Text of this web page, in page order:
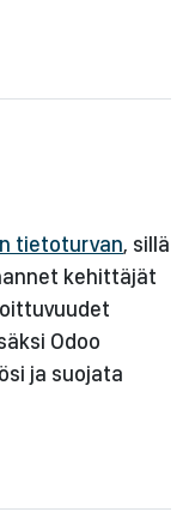
tietoturvan, sillä
kehittäjät
Odoo
ja suojata